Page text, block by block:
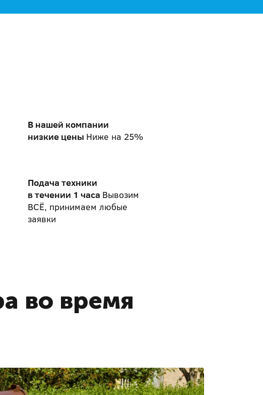
В нашей компании
низкие цены Ниже на 25%
Подача техники
в течении 1 часа Вывозим
ВСЁ, принимаем любые
заявки
во время